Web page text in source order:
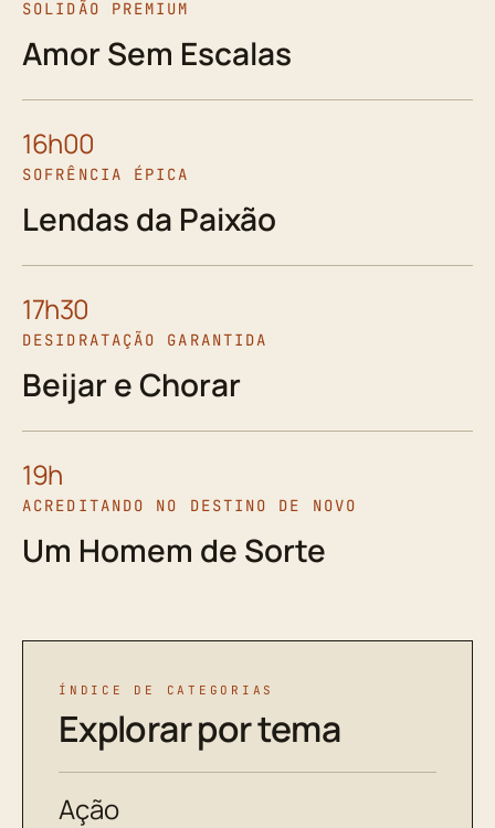
SOLIDÃO PREMIUM
Amor Sem Escalas
16h00
SOFRÊNCIA ÉPICA
Lendas da Paixão
17h30
DESIDRATAÇÃO GARANTIDA
Beijar e Chorar
19h
ACREDITANDO NO DESTINO DE NOVO
Um Homem de Sorte
ÍNDICE DE CATEGORIAS
Explorar por tema
Ação